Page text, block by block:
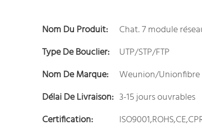
Nom Du Produit:
Chat. 7 module
Type De Bouclier:
UTP/STP/FTP
Nom De Marque:
Weunion/Unionfibre
Délai De Livraison: 3-15 jours ouvrables
Certification: